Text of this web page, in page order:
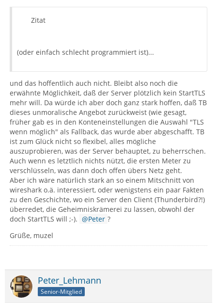
Zitat
(oder einfach schlecht programmiert ist)...
und das hoffentlich auch nicht. Bleibt also noch die
erwähnte Möglichkeit, daß der Server plötzlich kein StartTLS
mehr will. Da würde ich aber doch ganz stark hoffen, daß TB
dieses unmoralische Angebot zurückweist (wie gesagt,
früher gab es in den Konteneinstellungen die Auswahl "TLS
wenn möglich" als Fallback, das wurde aber abgeschafft. TB
ist zum Glück nicht so flexibel, alles mögliche
auszuprobieren, was der Server behauptet, zu beherrschen.
Auch wenn es letztlich nichts nützt, die ersten Meter zu
verschlüsseln, was dann doch offen übers Netz geht.
Aber ich wäre natürlich stark an so einem Mitschnitt von
wireshark o.ä. interessiert, oder wenigstens ein paar Fakten
zu den Geschichte, wo ein Server den Client (Thunderbird?!)
überredet, die Geheimniskrämerei zu lassen, obwohl der
doch StartTLS will ;-).
Peter ?
Grüße, muzel
Peter_Lehmann
Senior-Mitglied